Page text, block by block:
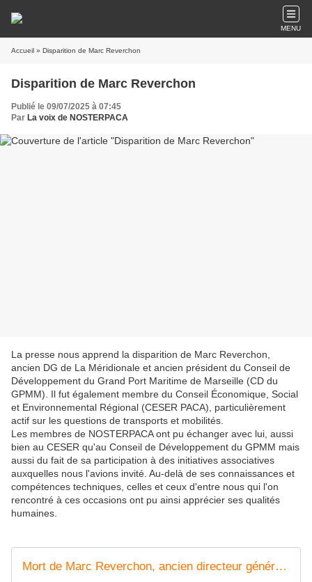
MENU
Accueil » Disparition de Marc Reverchon
Disparition de Marc Reverchon
Publié le 09/07/2025 à 07:45
Par La voix de NOSTERPACA
La presse nous apprend la disparition de Marc Reverchon,
ancien DG de La Méridionale et ancien président du Conseil de
Développement du Grand Port Maritime de Marseille (CD du
GPMM). Il fut également membre du Conseil Économique, Social
et Environnemental Régional (CESER PACA), particulièrement
actif sur les questions de transports et mobilités.
Les membres de NOSTERPACA ont pu échanger avec lui, aussi
bien au CESER qu'au Conseil de Développement du GPMM mais
aussi du fait de sa participation à des initiatives associatives
auxquelles nous l'avions invité. Au-delà de ses connaissances et
compétences techniques, celles et ceux d'entre nous qui l'on
rencontré à ces occasions ont pu ainsi apprécier ses qualités
humaines.
Mort de Marc Reverchon, ancien directeur général de La Méridionale